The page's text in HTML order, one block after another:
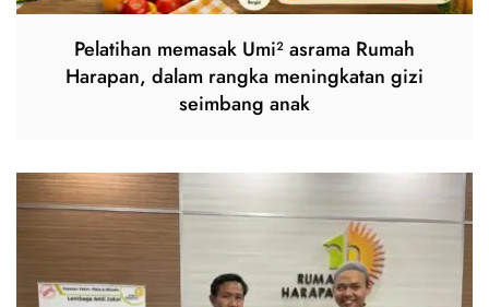
Pelatihan memasak Umi² asrama Rumah
Harapan, dalam rangka meningkatan gizi
seimbang anak